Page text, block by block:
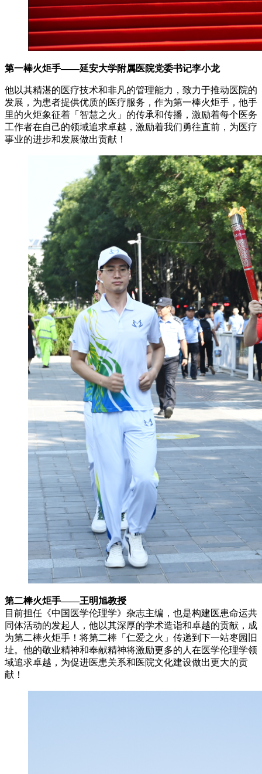
第一棒火炬手——延安大学附属医院党委书记李小龙
他以其精湛的医疗技术和非凡的管理能力，致力于推动医院的
发展，为患者提供优质的医疗服务，作为第一棒火炬手，他手
里的火炬象征着「智慧之火」的传承和传播，激励着每个医务
工作者在自己的领域追求卓越，激励着我们勇往直前，为医疗
事业的进步和发展做出贡献！
第二棒火炬手——王明旭教授
目前担任《中国医学伦理学》杂志主编，也是构建医患命运共
同体活动的发起人，他以其深厚的学术造诣和卓越的贡献，成
为第二棒火炬手！将第二棒「仁爱之火」传递到下一站枣园旧
址。他的敬业精神和奉献精神将激励更多的人在医学伦理学领
域追求卓越，为促进医患关系和医院文化建设做出更大的贡
献！